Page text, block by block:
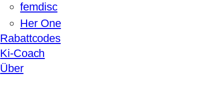
femdisc
Her One
Rabattcodes
Ki-Coach
Über